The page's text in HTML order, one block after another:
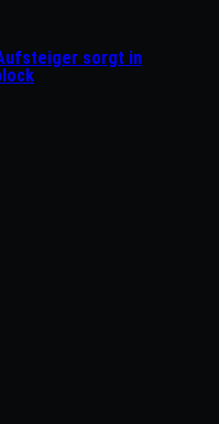
sorgt in